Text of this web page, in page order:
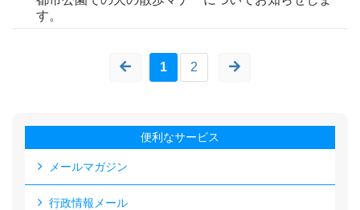
す。
1 2
便利なサービス
メールマガジン
行政情報メール